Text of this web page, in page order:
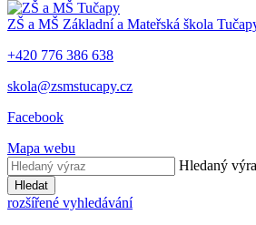
ZŠ a MŠ Základní a Mateřská škola
+420 776 386 638
skola@zsmstucapy.cz
Facebook
Mapa webu
Hledaný
Hledat
rozšířené vyhledávání